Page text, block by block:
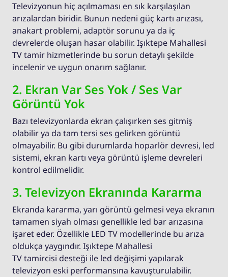
Televizyonun hiç açılmaması en sık karşılaşılan
arızalardan biridir. Bunun nedeni güç kartı arızası,
anakart problemi, adaptör sorunu ya da iç
devrelerde oluşan hasar olabilir. Işıktepe Mahallesi
TV tamir hizmetlerinde bu sorun detaylı şekilde
incelenir ve uygun onarım sağlanır.
2. Ekran Var Ses Yok / Ses Var
Görüntü Yok
Bazı televizyonlarda ekran çalışırken ses gitmiş
olabilir ya da tam tersi ses gelirken görüntü
olmayabilir. Bu gibi durumlarda hoparlör devresi, led
sistemi, ekran kartı veya görüntü işleme devreleri
kontrol edilmelidir.
3. Televizyon Ekranında Kararma
Ekranda kararma, yarı görüntü gelmesi veya ekranın
tamamen siyah olması genellikle led bar arızasına
işaret eder. Özellikle LED TV modellerinde bu arıza
oldukça yaygındır. Işıktepe Mahallesi
TV tamircisi desteği ile led değişimi yapılarak
televizyon eski performansına kavuşturulabilir.